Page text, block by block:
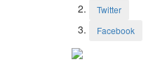
Twitter
Facebook